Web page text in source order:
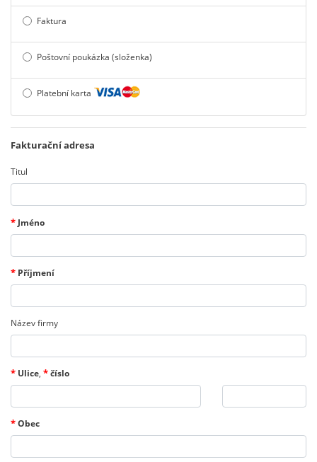
Faktura
Poštovní poukázka (složenka)
Platební karta
Fakturační adresa
Titul
* Jméno
* Příjmení
Název firmy
* Ulice, *číslo
*Obec